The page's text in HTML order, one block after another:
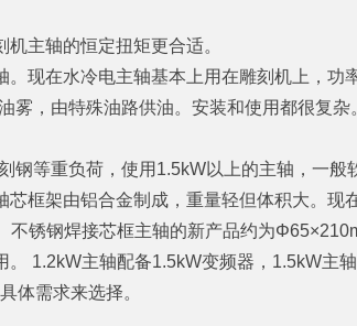
主轴的恒定扭矩更合适。
现在水冷电主轴基本上用在雕刻机上，功
，由特殊油路供油。安装和使用都很复
重负荷，使用1.5kW以上的主轴，一般软
框架由铝合金制成，重量轻但体积大。现
锈钢焊接芯框主轴的新产品约为
1.2kW主轴配备1.5kW变频器，1.5kW主轴
体需求来选择。